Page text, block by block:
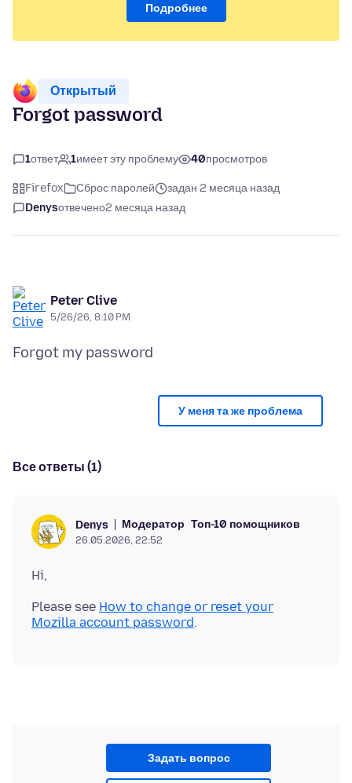
Подробнее
Открытый
Forgot password
1ответ 1имеет эту проблему 40просмотров
Firefox Сброс паролей
задан 2 месяца назад
Denysотвечено2 месяца назад
Peter Clive
5/26/26, 8:10 PM
У меня та же проблема
Все ответы (1)
Denys Модератор Топ-10 помощников
26.05.2026, 22:52
Please see How to change or reset your
Mozilla account password
Задать вопрос